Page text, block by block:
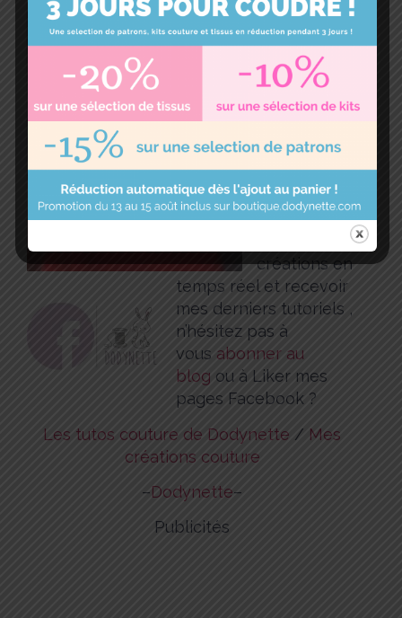
Vous voila fin
prête pour
sortir !
A bientôt
pour un
autre article
Pour suivre
mes
créations en
temps réel et recevoir
mes derniers tutoriels ,
n’hésitez pas à
vous abonner au
blog ou à Liker mes
pages Facebook ?
Les tutos couture de Dodynette / Mes
créations couture
–Dodynette–
Publicités